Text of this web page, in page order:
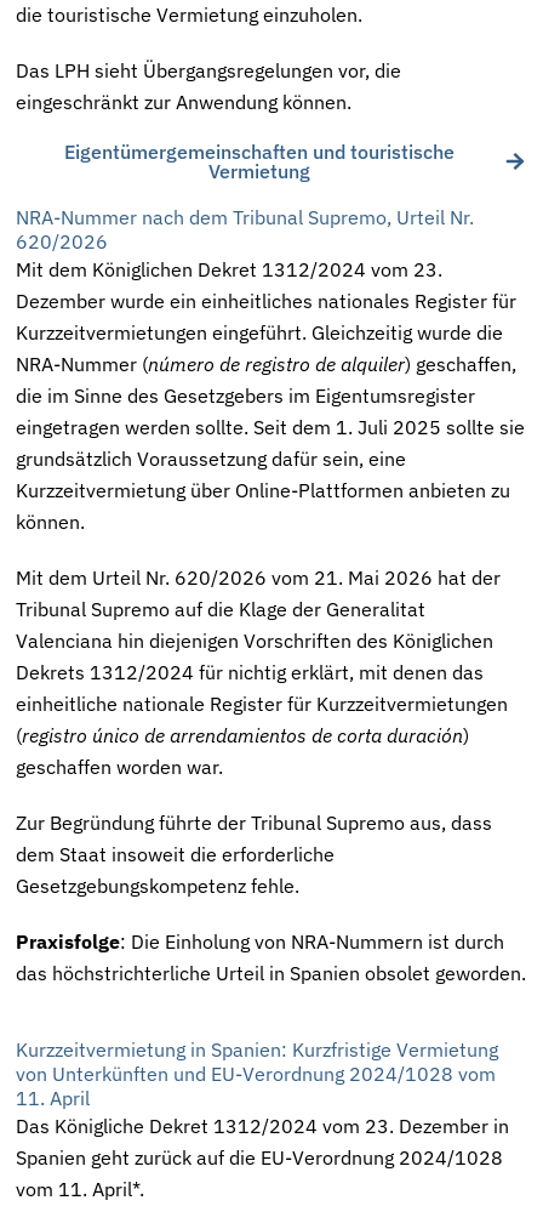
die touristische Vermietung einzuholen.
Das LPH sieht Übergangsregelungen vor, die
eingeschränkt zur Anwendung können.
Eigentümergemeinschaften und touristische
Vermietung
NRA-Nummer nach dem Tribunal Supremo, Urteil Nr.
620/2026
Mit dem Königlichen Dekret 1312/2024 vom 23.
Dezember wurde ein einheitliches nationales Register für
Kurzzeitvermietungen eingeführt. Gleichzeitig wurde die
NRA-Nummer (número de registro de alquiler) geschaffen,
die im Sinne des Gesetzgebers im Eigentumsregister
eingetragen werden sollte. Seit dem 1. Juli 2025 sollte sie
grundsätzlich Voraussetzung dafür sein, eine
Kurzzeitvermietung über Online-Plattformen anbieten zu
können.
Mit dem Urteil Nr. 620/2026 vom 21. Mai 2026 hat der
Tribunal Supremo auf die Klage der Generalitat
Valenciana hin diejenigen Vorschriften des Königlichen
Dekrets 1312/2024 für nichtig erklärt, mit denen das
einheitliche nationale Register für Kurzzeitvermietungen
(registro único de arrendamientos de corta duración)
geschaffen worden war.
Zur Begründung führte der Tribunal Supremo aus, dass
dem Staat insoweit die erforderliche
Gesetzgebungskompetenz fehle.
Praxisfolge: Die Einholung von NRA-Nummern ist durch
das höchstrichterliche Urteil in Spanien obsolet geworden.
Kurzzeitvermietung in Spanien: Kurzfristige Vermietung
von Unterkünften und EU-Verordnung 2024/1028 vom
11. April
Das Königliche Dekret 1312/2024 vom 23. Dezember in
Spanien geht zurück auf die EU-Verordnung 2024/1028
vom 11. April*.